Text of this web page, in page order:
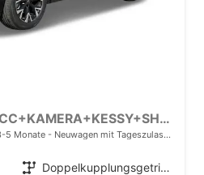
Tribe Edition eHK+ACC+KAMERA+KESSY+SHZ+MEMORY+LED+20" ALU
5 Monate Neuwagen mit Tageszulassung
Getriebe
Doppelkupplungsgetriebe (DSG)